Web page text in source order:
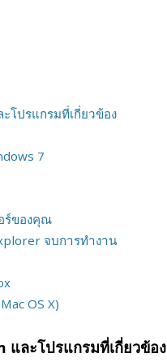
โปรแกรมที่เกี่ยวข้อง
7
ร์ของคุณ
จบการทำงาน
OS X)
ละโปรแกรมที่เกี่ยวข้อง